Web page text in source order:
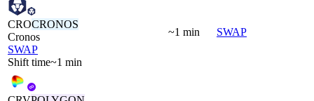
CROCRONOS
Cronos
SWAP
Shift time~1 min
~1 min SWAP